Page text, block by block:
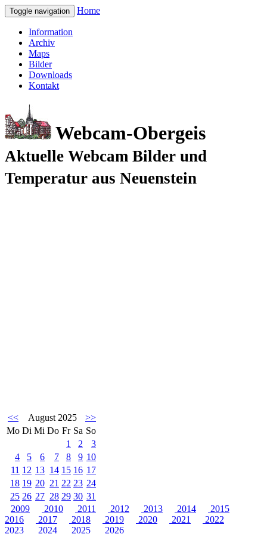
Toggle navigation Home
Information
Archiv
Maps
Bilder
Downloads
Kontakt
Webcam-Obergeis
Aktuelle Webcam Bilder und
Temperatur aus Neuenstein
<< August 2025
>>
Mo Di Mi Do Fr Sa So
1
2
3
4
5 6 7 8 9 10
11 12 13 14 15 16 17
18 19 20 21 22 23 24
25 26 27 28 29 30 31
2009
2010 2011 2012 2013 2014
2015
2016
2017 2018 2019 2020 2021
2022
2023
2024 2025 2026